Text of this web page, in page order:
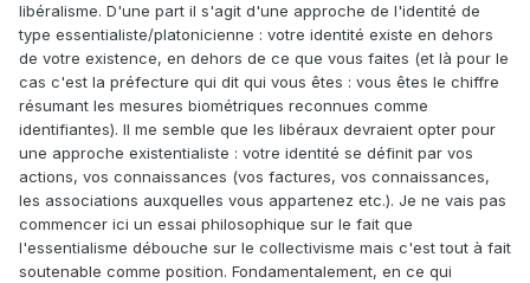
libéralisme. D'une part il s'agit d'une approche de l'identité de
type essentialiste/platonicienne : votre identité existe en dehors
de votre existence, en dehors de ce que vous faites (et là pour le
cas c'est la préfecture qui dit qui vous êtes : vous êtes le chiffre
résumant les mesures biométriques reconnues comme
identifiantes). Il me semble que les libéraux devraient opter pour
une approche existentialiste : votre identité se définit par vos
actions, vos connaissances (vos factures, vos connaissances,
les associations auxquelles vous appartenez etc.). Je ne vais pas
commencer ici un essai philosophique sur le fait que
l'essentialisme débouche sur le collectivisme mais c'est tout à fait
soutenable comme position. Fondamentalement, en ce qui